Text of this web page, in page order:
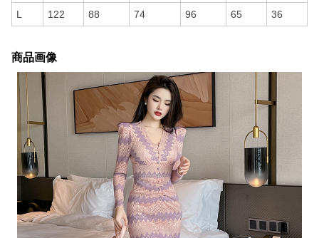
L 122 88 74 96 65 36
商品画像